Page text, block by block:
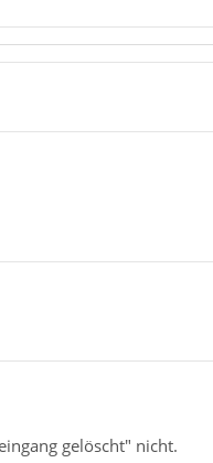
gelöscht" nicht.